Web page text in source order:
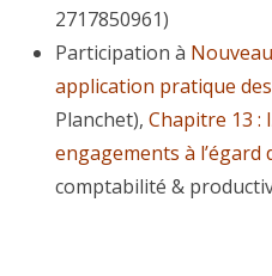
2717850961)
Participation à
application pratique
Planchet), Chapitre 13 :
engagements à l’égard
comptabilité &